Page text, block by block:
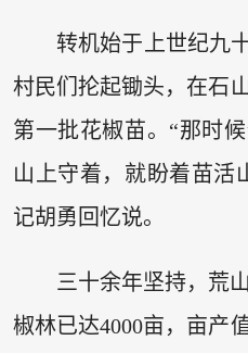
转机始于上世纪九
村民们抡起锄头，在石
第一批花椒苗。“那时
山上守着，就盼着苗活
记胡勇回忆说。
三十余年坚持，荒
椒林已达4000亩，亩产